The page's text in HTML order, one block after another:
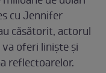
cu Jennifer
căsătorit, actorul
va oferi liniște și
reflectoarelor.